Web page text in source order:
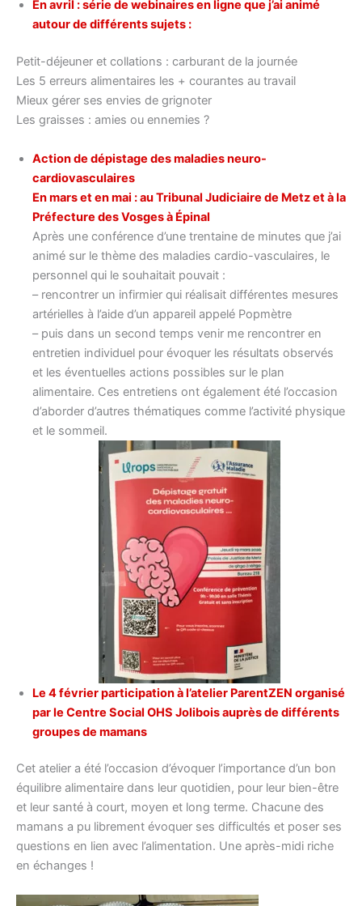
En avril : série de webinaires en ligne que j’ai animé
autour de différents sujets :
Petit-déjeuner et collations : carburant de la journée
Les 5 erreurs alimentaires les + courantes au travail
Mieux gérer ses envies de grignoter
Les graisses : amies ou ennemies ?
Action de dépistage des maladies neuro-
cardiovasculaires
En mars et en mai : au Tribunal Judiciaire de Metz et à la
Préfecture des Vosges à Épinal
Après une conférence d’une trentaine de minutes que j’ai
animé sur le thème des maladies cardio-vasculaires, le
personnel qui le souhaitait pouvait :
– rencontrer un infirmier qui réalisait différentes mesures
artérielles à l’aide d’un appareil appelé Popmètre
– puis dans un second temps venir me rencontrer en
entretien individuel pour évoquer les résultats observés
et les éventuelles actions possibles sur le plan
alimentaire. Ces entretiens ont également été l’occasion
d’aborder d’autres thématiques comme l’activité physique
et le sommeil.
Le 4 février participation à l’atelier ParentZEN organisé
par le Centre Social OHS Jolibois auprès de différents
groupes de mamans
Cet atelier a été l’occasion d’évoquer l’importance d’un bon
équilibre alimentaire dans leur quotidien, pour leur bien-être
et leur santé à court, moyen et long terme. Chacune des
mamans a pu librement évoquer ses difficultés et poser ses
questions en lien avec l’alimentation. Une après-midi riche
en échanges !